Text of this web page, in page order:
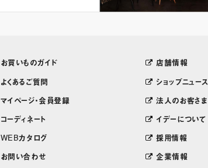
お買いものガイド
よくあるご質問
マイページ・会員登録
コーディネート
WEBカタログ
お問い合わせ
店舗情報
ショップニュース
法人のお客さま
イデーについて
採用情報
企業情報